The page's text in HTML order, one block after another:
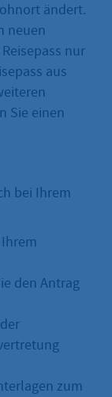
ändert.
neuen
nur
aus
Sie einen
bei Ihrem
den Antrag
zum